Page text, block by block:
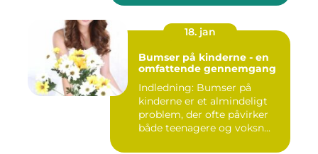
18. jan
Bumser på kinderne - en
omfattende gennemgang
Indledning: Bumser på
kinderne er et almindeligt
problem, der ofte påvirker
både teenagere og voksn...